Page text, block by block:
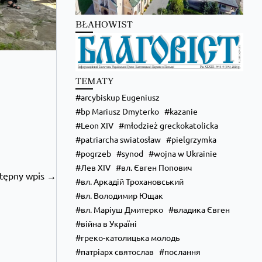
wpis →
Zobacz na Facebooku · Udostępnij
BŁAHOWIST
TEMATY
arcybiskup Eugeniusz
bp Mariusz Dmyterko
kazanie
Leon XIV
młodzież greckokatolicka
patriarcha swiatosław
pielgrzymka
pogrzeb
synod
wojna w Ukrainie
Лев XIV
вл. Євген Попович
вл. Аркадій Трохановський
вл. Володимир Ющак
вл. Маріуш Дмитерко
владика Євген
війна в Україні
греко-католицька молодь
патріарх святослав
послання